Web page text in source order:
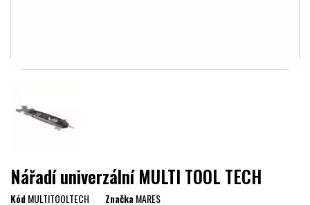
Nářadí univerzální MULTI TOOL TECH
KódMULTITOOLTECH ZnačkaMARES